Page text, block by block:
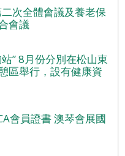
次全體會議及養老保
會議
” 8月份分別在松山東
區舉行，設有健康資
會員證書 澳琴會展國